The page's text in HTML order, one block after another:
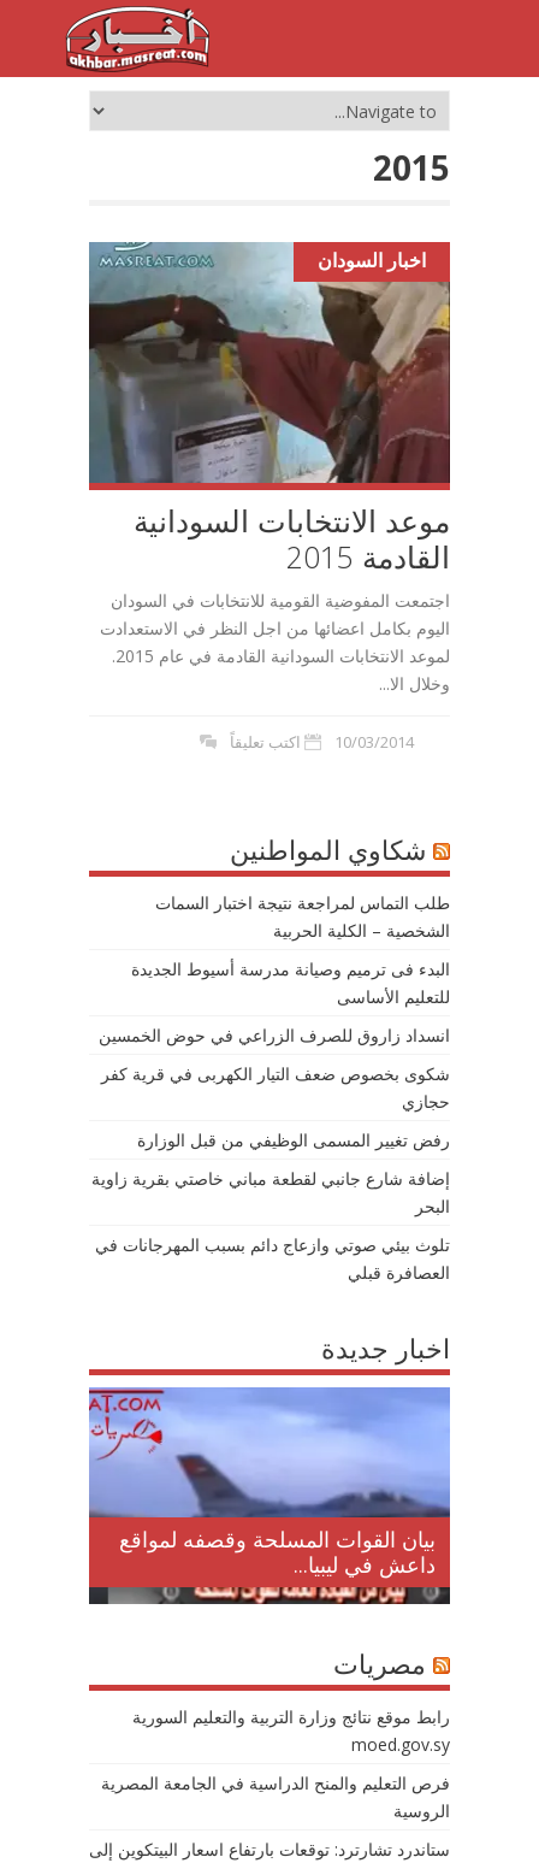
2015
اخبار السودان
موعد الانتخابات السودانية
القادمة 2015
اجتمعت المفوضية القومية للانتخابات في السودان
اليوم بكامل اعضائها من اجل النظر في الاستعدادت
لموعد الانتخابات السودانية القادمة في عام 2015.
وخلال الا...
10/03/2014 اكتب تعليقاً
شكاوي المواطنين
طلب التماس لمراجعة نتيجة اختبار السمات
الشخصية – الكلية الحربية
البدء فى ترميم وصيانة مدرسة أسيوط الجديدة
للتعليم الأساسى
انسداد زاروق للصرف الزراعي في حوض الخمسين
شكوى بخصوص ضعف التيار الكهربى في قرية كفر
حجازي
رفض تغيير المسمى الوظيفي من قبل الوزارة
إضافة شارع جانبي لقطعة مباني خاصتي بقرية زاوية
البحر
تلوث بيئي صوتي وازعاج دائم بسبب المهرجانات في
العصافرة قبلي
اخبار جديدة
بيان القوات المسلحة وقصفه لمواقع
داعش في ليبيا...
مصريات
رابط موقع نتائج وزارة التربية والتعليم السورية
moed.gov.sy
فرص التعليم والمنح الدراسية في الجامعة المصرية
الروسية
ستاندرد تشارترد: توقعات بارتفاع اسعار البيتكوين إلى